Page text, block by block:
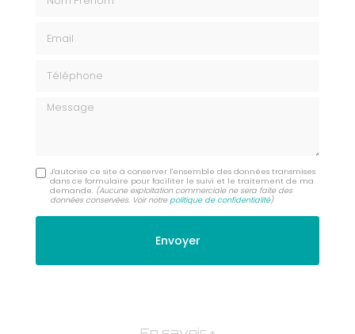
Message
J'autorise ce site à conserver l'ensemble des données transmises
dans ce formulaire pour faciliter le suivi et le traitement de ma
demande. (Aucune exploitation commerciale ne sera faite des
données conservées. Voir notrepolitique de confidentialité)